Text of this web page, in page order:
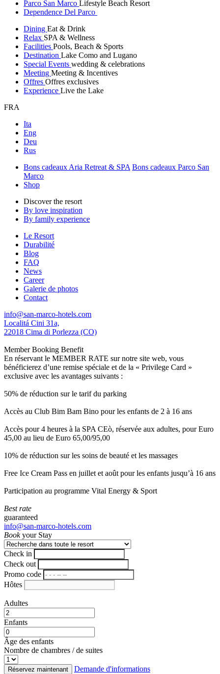
Parco San Marco Lifestyle Beach Resort
Dependence Del Parco
Dining Eat & Drink
Relax SPA & Wellness
Facilities Pools, Beach & Sports
Destination Lake Como and Lugano
Special Events wedding & celebrations
Meeting Meeting & Incentives
Offres Offres exclusives
Experience Live the Lake
FRA
Ita
Eng
Deu
Rus
Bons cadeaux Aria Retreat & SPA Bons cadeaux Parco San
Marco
Shop
Discover the resort
By love inspiration
By family experience
Le Resort
Durabilité
Blog
FAQ
News
Career
Galerie de photos
Contact
info@san-marco-hotels.com
Localitá Cini 31a,
22018 Cima di Porlezza (CO)
Member Booking Benefit
En réservant le MEMBER RATE sur notre site web, vous
bénéficierez d’une remise spéciale et de la « Privilege Card »
exclusive avec les avantages suivants :
50% de réduction sur le tarif du parking
Accès au Club Bim Bam Bino pour les enfants de 2 à 16 ans
Accès pour 4 heures à la SPA CEò, réservée aux adultes, pour Euro
45,00 au lieu de Euro 65,00/95,00
10% de réduction sur les soins de beauté et les massages
Free Ice Cream Pass en juillet et août pour les enfants jusqu’à 16 ans
Participation au programme Vital Energy & Sport
Best rate
guaranteed
info@san-marco-hotels.com
Bookyour Stay
Check in
Check out
Promo code
Hôtes
Adultes
Enfants
Âge des enfants
Nombre de chambres / de suites
Réservez maintenant
Demande d'informations